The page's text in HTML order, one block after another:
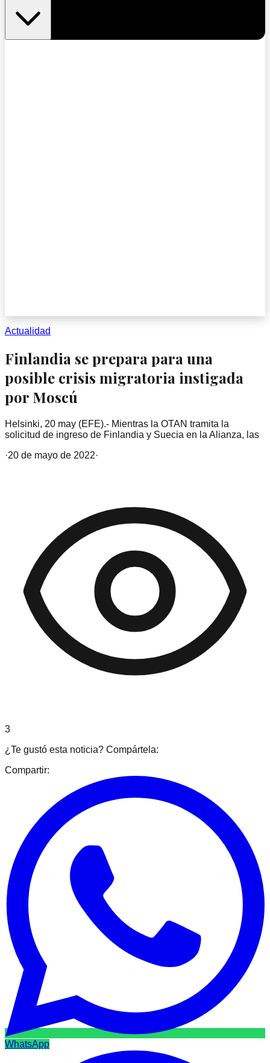
Actualidad
Finlandia se prepara para una
posible crisis migratoria instigada
por Moscú
Helsinki, 20 may (EFE).- Mientras la OTAN tramita la
solicitud de ingreso de Finlandia y Suecia en la Alianza, las
·20 de mayo de 2022·
3
¿Te gustó esta noticia? Compártela:
Compartir:
WhatsApp